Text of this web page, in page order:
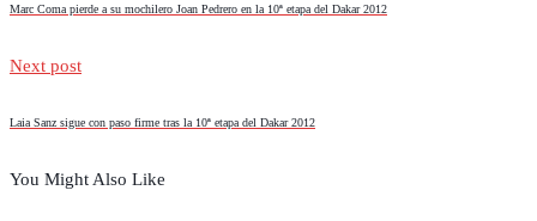
Marc Coma pierde a su mochilero Joan Pedrero en la 10ª etapa del Dakar 2012
Next post
Laia Sanz sigue con paso firme tras la 10ª etapa del Dakar 2012
You Might Also Like